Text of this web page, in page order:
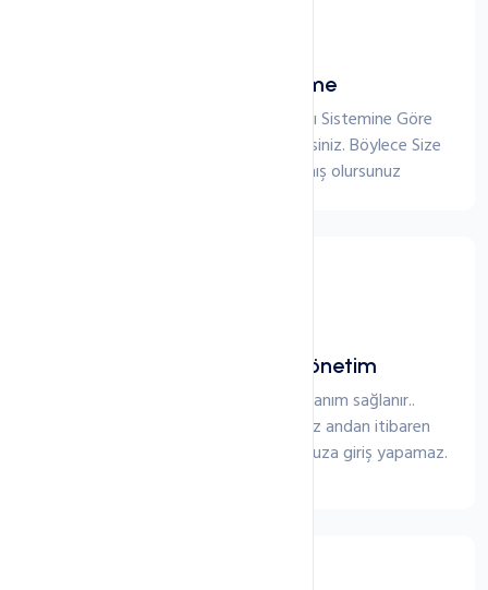
Hızlı Ölçeklendirme
CPU RAM Gibi Kaynaklarınızı Altyapı Sistemine Göre
Basitçe yükseltebilir veya düşürebilirsiniz. Böylece Size
Yetecek kadar Kaynağı Kullanmış olursunuz
Root Seviyesi Tam Yönetim
Sunucularda root seviyesinde kullanım sağlanır..
Sunucunuzun şifresini değiştirdiğiniz andan itibaren
Webkur yetkilileri dahil kimse sunucunuza giriş yapamaz.